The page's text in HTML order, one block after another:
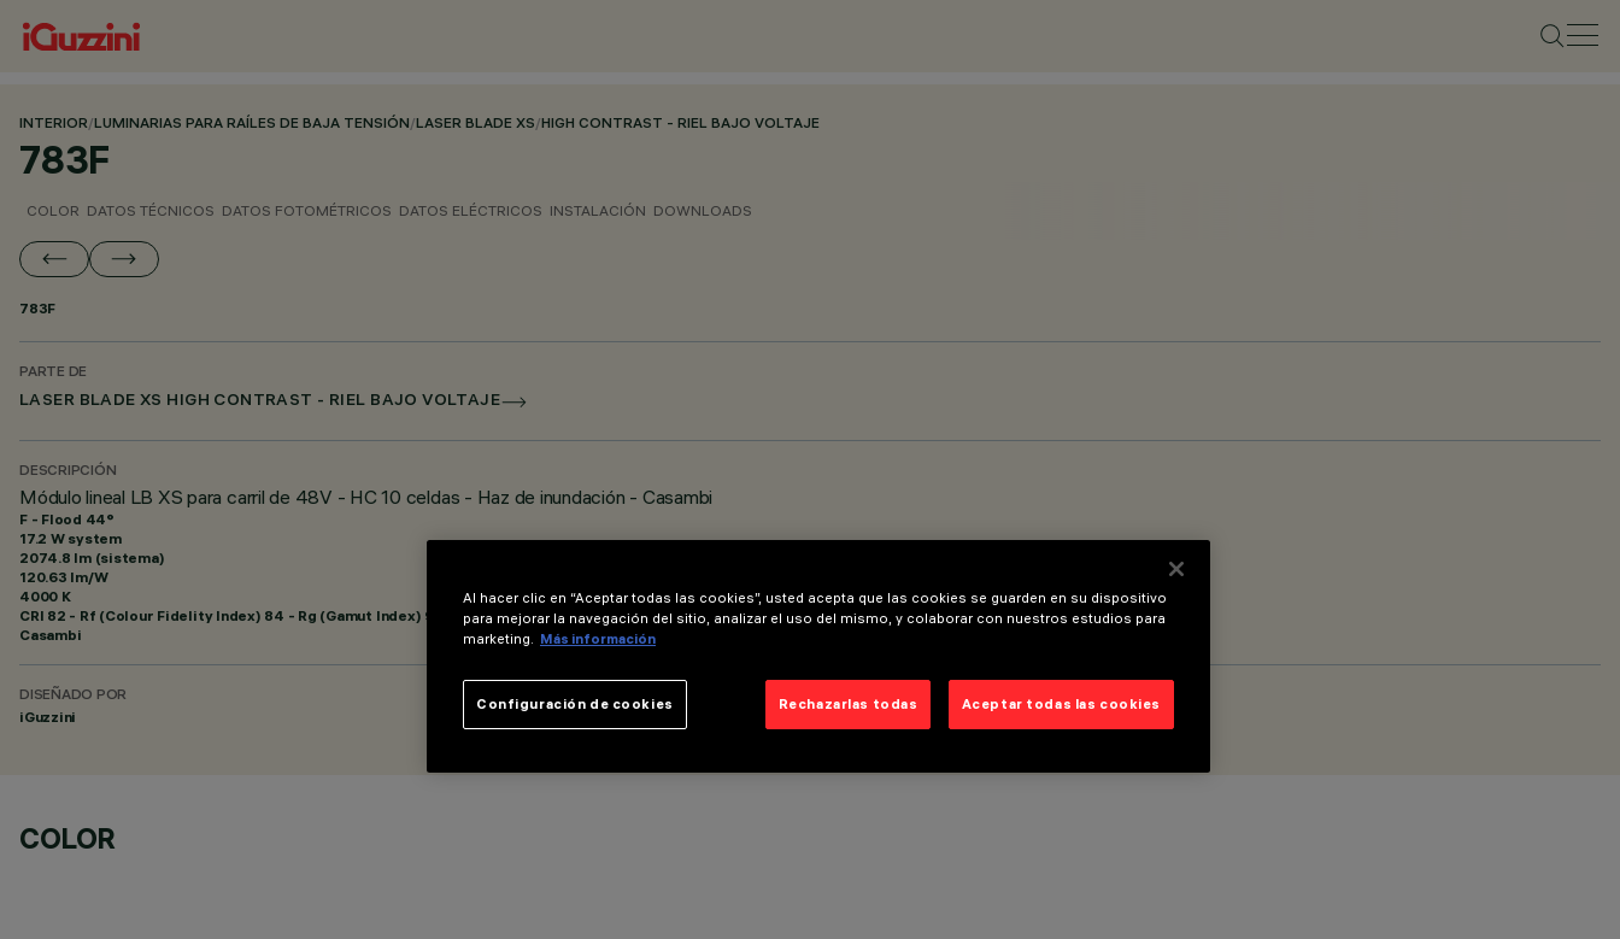
INTERIOR/LUMINARIAS PARA RAÍLES DE BAJA TENSIÓN/LASER BLADE XS/HIGH CONTRAST - RIEL BAJO VOLTAJE
783F
COLOR DATOS TÉCNICOS DATOS FOTOMÉTRICOS DATOS ELÉCTRICOS INSTALACIÓN DOWNLOADS
783F
PARTE DE
LASER BLADE XS HIGH CONTRAST - RIEL BAJO VOLTAJE
DESCRIPCIÓN
Módulo lineal LB XS para carril de 48V - HC 10 celdas - Haz de inundación - Casambi
F - Flood 44°
17.2 W system
2074.8 lm (sistema)
120.63 lm/W
4000 K
CRI 82 - Rf (Colour Fidelity Index) 84 - Rg (Gamut Index) 96
Casambi
DISEÑADO POR
iGuzzini
COLOR
Al hacer clic en “Aceptar todas las cookies”, usted acepta que las cookies se guarden en su dispositivo
para mejorar la navegación del sitio, analizar el uso del mismo, y colaborar con nuestros estudios para
marketing. Más información
Rechazarlas todas Aceptar todas las cookies
Configuración de cookies